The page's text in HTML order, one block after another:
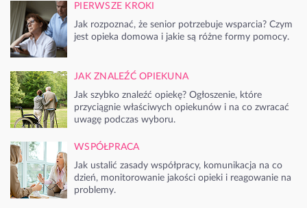
PIERWSZE KROKI
Jak rozpoznać, że senior potrzebuje wsparcia? Czym
jest opieka domowa i jakie są różne formy pomocy.
JAK ZNALEŹĆ OPIEKUNA
Jak szybko znaleźć opiekę? Ogłoszenie, które
przyciągnie właściwych opiekunów i na co zwracać
uwagę podczas wyboru.
WSPÓŁPRACA
Jak ustalić zasady współpracy, komunikacja na co
dzień, monitorowanie jakości opieki i reagowanie na
problemy.